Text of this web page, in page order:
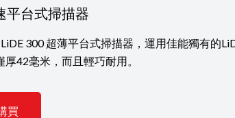
平台式掃描器
LiDE 300 超薄平台式掃描器，運用佳能獨有的
厚42毫米，而且輕巧耐用。
買